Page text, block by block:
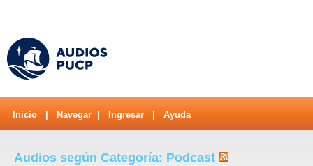
Inicio Navegar Ingresar Ayuda
Audios según Categoría: Podcast